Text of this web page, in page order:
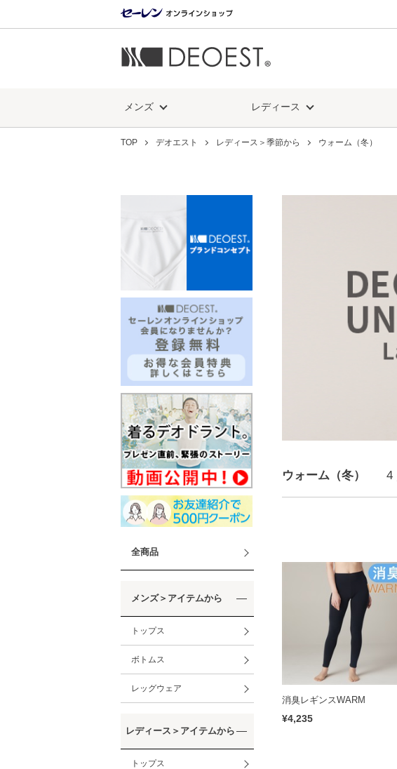
メンズ レディース
TOP デオエスト レディース＞季節から ウォーム（冬）
全商品
メンズ＞アイテムから
トップス
ボトムス
レッグウェア
レディース＞アイテムから
トップス
ウォーム（冬） 4
消臭レギンスWARM
¥4,235